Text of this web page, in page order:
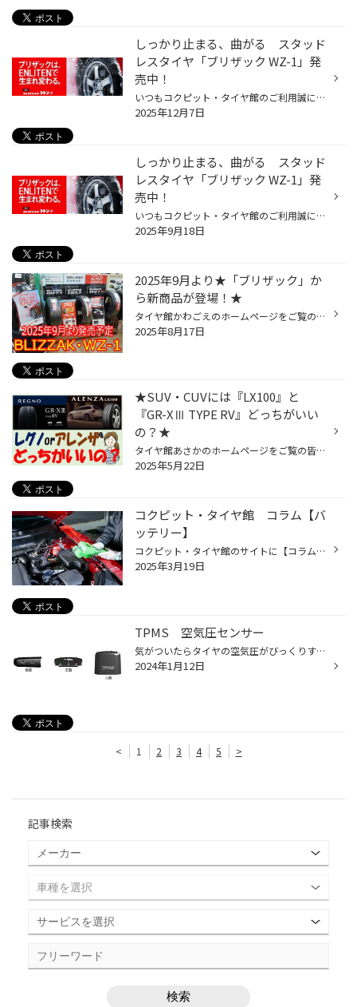
しっかり止まる、曲がる スタッド
レスタイヤ「ブリザック WZ-1」発
売中！
いつもコクピット・タイヤ館のご利用誠にありがとうございます。 今回は、9月より発売となった、商品設計基盤技術「ENLITEN」を搭載した, 乗用車用スタッドレスタイヤ「BLIZZAK WZ-1」についてご紹介いたします。 冬道の安心・安全を支える3つの特徴 しっかり止まる、曲がる「ブリザックWZ-1」の製...
2025年12月7日
しっかり止まる、曲がる スタッド
レスタイヤ「ブリザック WZ-1」発
売中！
いつもコクピット・タイヤ館のご利用誠にありがとうございます。 今回は、9月より発売となった、商品設計基盤技術「ENLITEN」を搭載した, 乗用車用スタッドレスタイヤ「BLIZZAK WZ-1」についてご紹介いたします。 冬道の安心・安全を支える3つの特徴 しっかり止まる、曲がる「ブリザックWZ-1」の製...
2025年9月18日
2025年9月より★「ブリザック」か
ら新商品が登場！★
タイヤ館かわごえのホームページをご覧の皆様 こんにちは・こんばんは！ いつもご覧いただきありがとうございます！！ 2025年9月1日よりブリヂストンの新しいスタッドレスタイヤ『BLIZZAK(ブリザック)・WZ-1』が順次発売開始となります！ それにともない、当店では早くも展示を開始しました！！ と...
2025年8月17日
★SUV・CUVには『LX100』と
『GR-XⅢ TYPE RV』どっちがいい
の？★
タイヤ館あさかのホームページをご覧の皆様 こんにちは・こんばんは！ いつもご覧いただきありがとうございます！！ 2025年2月1日より新発売の『REGNO・GR-XⅢ TYPE・RV（レグノ・ジーアール・クロススリー・タイプアールブイ）』。 今回のタイヤはミニバンだけでなく【コンパクトSUV】にも適合する...
2025年5月22日
コクピット・タイヤ館 コラム【バ
ッテリー】
コクピット・タイヤ館のサイトに【コラム】があるのはご存知でしょうか? みなさんのおクルマのお悩みやタイヤに関するコラム記事を掲載しております。 この度は、今の時期にトラブルが多い、『バッテリー』に関して、記事を掲載いたしました。 点検や交換のタイミング、基礎的な知識まで、幅広く掲...
2025年3月19日
TPMS 空気圧センサー
気がついたらタイヤの空気圧がびっくりするほど下がっていた､という経験は多くの方にあるのではないでしょうか。タイヤに異常がなくても、少しずつ低下する空気圧。これが「自然空気漏れ」で、乗用車用タイヤの場合は1ヶ月で約5～10%も空気圧が低下すると言われています。空気圧に過不足があると、...
2024年1月12日
< 1 2 3 4 5 >
記事検索